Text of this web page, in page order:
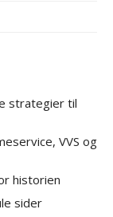
strategier til
VVS og
historien
sider